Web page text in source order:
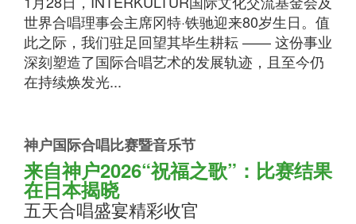
世界合唱理事会主席冈特·铁驰迎来80岁生日。值
此之际，我们驻足回望其毕生耕耘 —— 这份事业
深刻塑造了国际合唱艺术的发展轨迹，且至今仍
在持续焕发光...
神户国际合唱比赛暨音乐节
来自神户2026“祝福之歌”：比赛结果
在日本揭晓
五天合唱盛宴精彩收官